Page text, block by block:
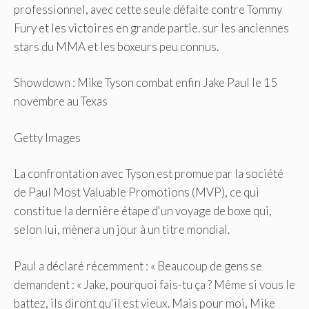
professionnel, avec cette seule défaite contre Tommy
Fury et les victoires en grande partie. sur les anciennes
stars du MMA et les boxeurs peu connus.
Showdown : Mike Tyson combat enfin Jake Paul le 15
novembre au Texas
Getty Images
La confrontation avec Tyson est promue par la société
de Paul Most Valuable Promotions (MVP), ce qui
constitue la dernière étape d'un voyage de boxe qui,
selon lui, mènera un jour à un titre mondial.
Paul a déclaré récemment : « Beaucoup de gens se
demandent : « Jake, pourquoi fais-tu ça ? Même si vous le
battez, ils diront qu'il est vieux. Mais pour moi, Mike